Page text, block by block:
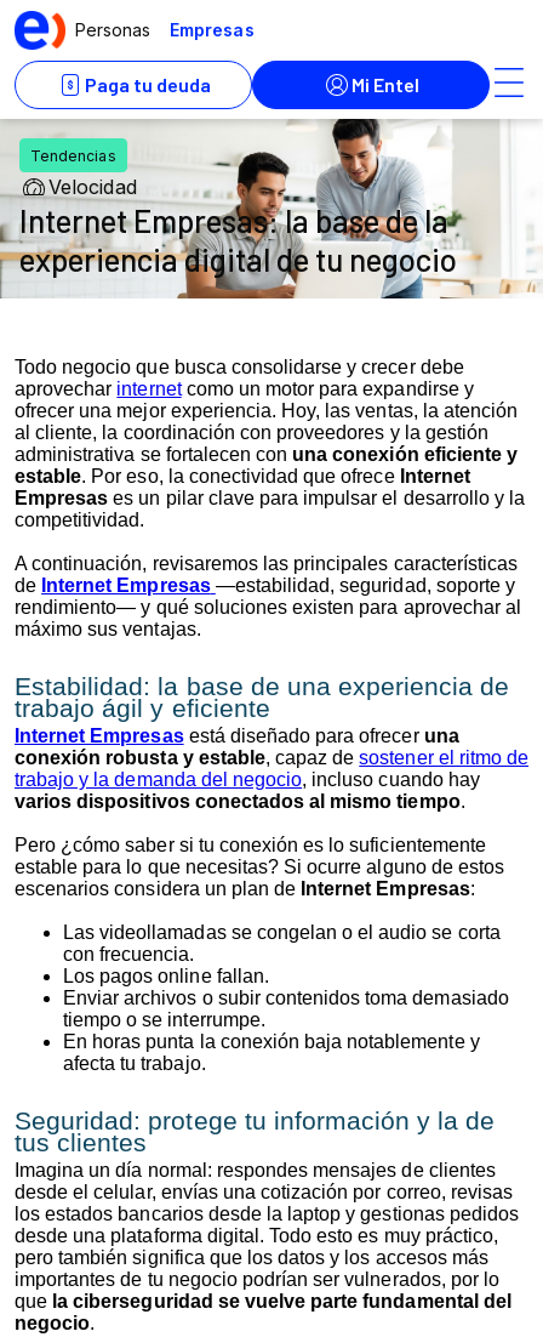
Todo negocio que busca consolidarse y crecer debe
aprovechar internetcomo un motor para expandirse y
ofrecer una mejor experiencia. Hoy, las ventas, la atención
al cliente, la coordinación con proveedores y la gestión
administrativa se fortalecen con una conexión eficiente y
estable. Por eso, la conectividad que ofrece Internet
Empresas es un pilar clave para impulsar el desarrollo y la
competitividad.
A continuación, revisaremos las principales características
de Internet Empresas —estabilidad, seguridad, soporte y
rendimiento— y qué soluciones existen para aprovechar al
máximo sus ventajas.
Estabilidad: la base de una experiencia de
trabajo ágil y eficiente
Internet Empresas está diseñado para ofrecer una
conexión robusta y estable, capaz desostener el ritmo de
trabajo y la demanda del negocio, incluso cuando hay
varios dispositivos conectados al mismo tiempo.
Pero ¿cómo saber si tu conexión es lo suficientemente
estable para lo que necesitas? Si ocurre alguno de estos
escenarios considera un plan de Internet Empresas:
Las videollamadas se congelan o el audio se corta
con frecuencia.
Los pagos online fallan.
Enviar archivos o subir contenidos toma demasiado
tiempo o se interrumpe.
En horas punta la conexión baja notablemente y
afecta tu trabajo.
Seguridad: protege tu información y la de
tus clientes
Imagina un día normal: respondes mensajes de clientes
desde el celular, envías una cotización por correo, revisas
los estados bancarios desde la laptop y gestionas pedidos
desde una plataforma digital. Todo esto es muy práctico,
pero también significa que los datos y los accesos más
importantes de tu negocio podrían ser vulnerados, por lo
que la ciberseguridad se vuelve parte fundamental del
negocio.